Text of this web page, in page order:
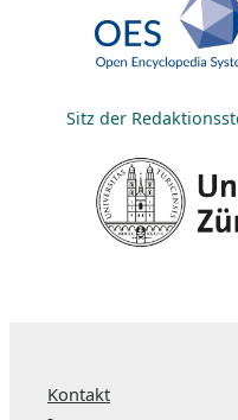
Sitz der
Kontakt